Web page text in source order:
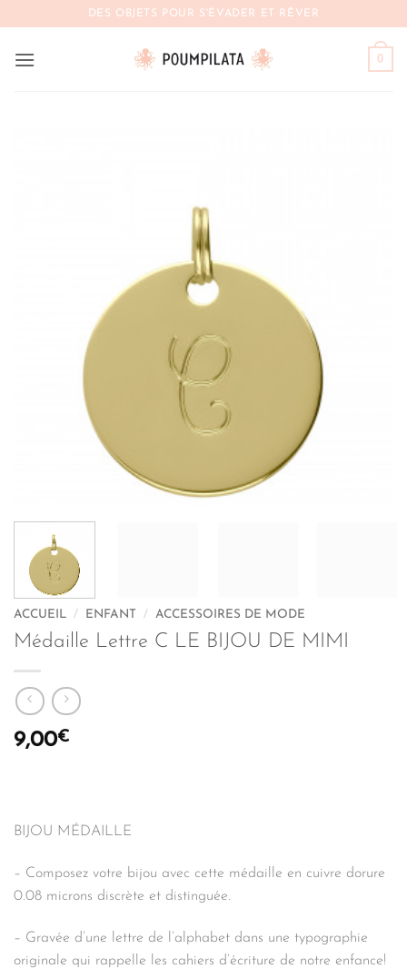
contenu
DES OBJETS POUR S'ÉVADER ET RÊVER
0
ACCUEIL / ENFANT / ACCESSOIRES DE MODE
Médaille Lettre C LE BIJOU DE MIMI
9,00€
BIJOU MÉDAILLE
– Composez votre bijou avec cette médaille en cuivre dorure
0.08 microns discrète et distinguée.
– Gravée d’une lettre de l’alphabet dans une typographie
originale qui rappelle les cahiers d’écriture de notre enfance!